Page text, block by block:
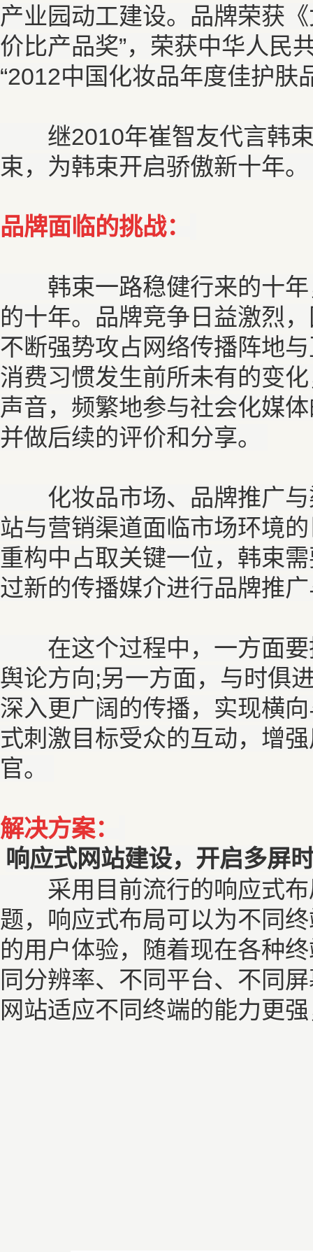
产业园动工建设。品牌荣获
价比产品奖”，荣获中华人民
“2012中国化妆品年度佳护肤
继2010年崔智友代言韩束
束，为韩束开启骄傲新十年
品牌面临的挑战：
韩束一路稳健行来的十年
的十年。品牌竞争日益激烈
不断强势攻占网络传播阵地
消费习惯发生前所未有的变
声音，频繁地参与社会化媒
并做后续的评价和分享。
化妆品市场、品牌推广与
站与营销渠道面临市场环境
重构中占取关键一位，韩束
过新的传播媒介进行品牌推
在这个过程中，一方面要
舆论方向;另一方面，与时俱
深入更广阔的传播，实现横
式刺激目标受众的互动，增
官。
解决方案：
响应式网站建设，开启多屏
采用目前流行的响应式布
题，响应式布局可以为不同
的用户体验，随着现在各种
同分辨率、不同平台、不同
网站适应不同终端的能力更